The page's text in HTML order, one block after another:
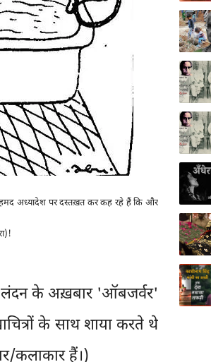
अध्यादेश पर दस्तख़त कर कह रहे हैं कि और
लंदन के अख़बार 'ऑबजर्वर'
के साथ शाया करते थे
कलाकार हैं।)